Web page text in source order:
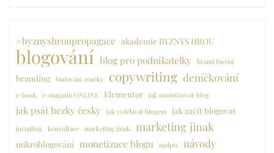
#byznyshroupropagace akademie BYZNYS HROU
blogování blog pro podnikatelky brand focení
branding budování značky copywriting deníčkování
e-book e-magazín ONLINE Elementor jak monetizovat blog
jak psát hezky česky jak vydělávat blogem jak začít blogovat
jurnaling kouzultace markeitng jinak marketing jinak
mikroblogování monetizace blogu nadpis návody